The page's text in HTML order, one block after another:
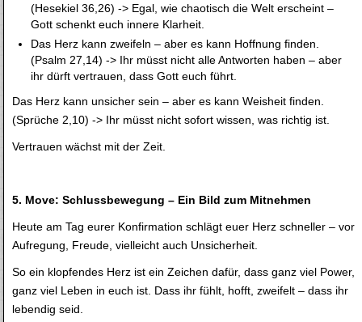
(Hesekiel 36,26) -> Egal, wie chaotisch die Welt erscheint –
Gott schenkt euch innere Klarheit.
Das Herz kann zweifeln – aber es kann Hoffnung finden.
(Psalm 27,14) -> Ihr müsst nicht alle Antworten haben – aber
ihr dürft vertrauen, dass Gott euch führt.
Das Herz kann unsicher sein – aber es kann Weisheit finden.
(Sprüche 2,10) -> Ihr müsst nicht sofort wissen, was richtig ist.
Vertrauen wächst mit der Zeit.
5. Move: Schlussbewegung – Ein Bild zum Mitnehmen
Heute am Tag eurer Konfirmation schlägt euer Herz schneller – vor
Aufregung, Freude, vielleicht auch Unsicherheit.
So ein klopfendes Herz ist ein Zeichen dafür, dass ganz viel Power,
ganz viel Leben in euch ist. Dass ihr fühlt, hofft, zweifelt – dass ihr
lebendig seid.